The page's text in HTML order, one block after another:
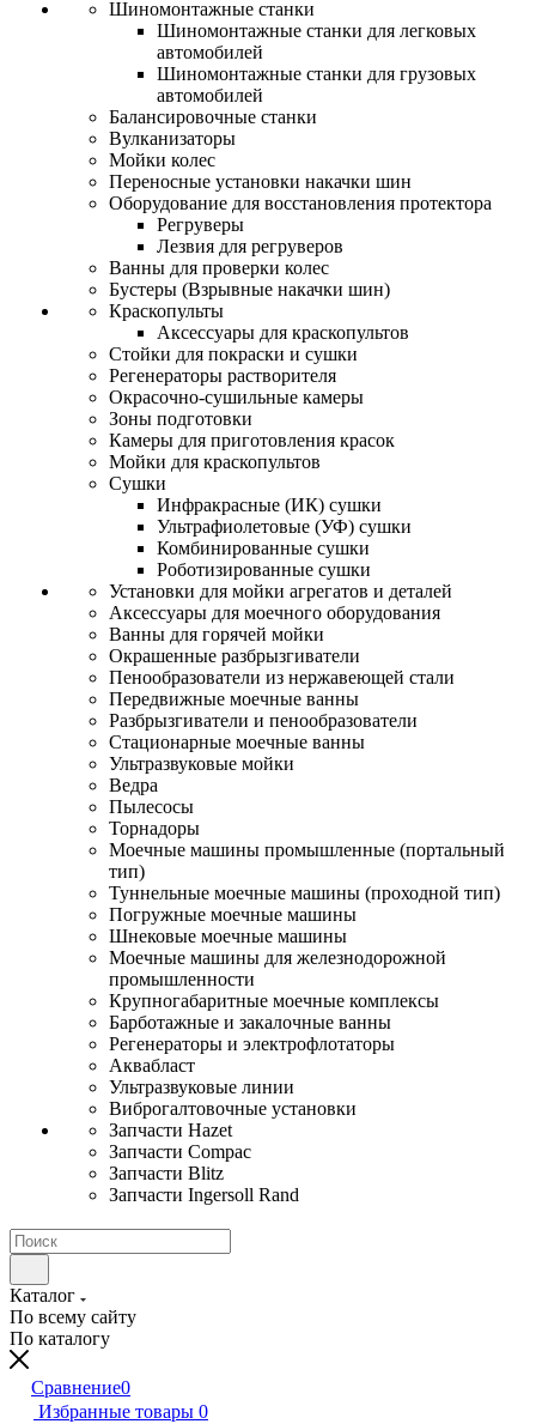
Шиномонтажные станки
Шиномонтажные станки для легковых
автомобилей
Шиномонтажные станки для грузовых
автомобилей
Балансировочные станки
Вулканизаторы
Мойки колес
Переносные установки накачки шин
Оборудование для восстановления протектора
Регруверы
Лезвия для регруверов
Ванны для проверки колес
Бустеры (Взрывные накачки шин)
Краскопульты
Аксессуары для краскопультов
Стойки для покраски и сушки
Регенераторы растворителя
Окрасочно-сушильные камеры
Зоны подготовки
Камеры для приготовления красок
Мойки для краскопультов
Сушки
Инфракрасные (ИК) сушки
Ультрафиолетовые (УФ) сушки
Комбинированные сушки
Роботизированные сушки
Установки для мойки агрегатов и деталей
Аксессуары для моечного оборудования
Ванны для горячей мойки
Окрашенные разбрызгиватели
Пенообразователи из нержавеющей стали
Передвижные моечные ванны
Разбрызгиватели и пенообразователи
Стационарные моечные ванны
Ультразвуковые мойки
Ведра
Пылесосы
Торнадоры
Моечные машины промышленные (портальный
тип)
Туннельные моечные машины (проходной тип)
Погружные моечные машины
Шнековые моечные машины
Моечные машины для железнодорожной
промышленности
Крупногабаритные моечные комплексы
Барботажные и закалочные ванны
Регенераторы и электрофлотаторы
Аквабласт
Ультразвуковые линии
Виброгалтовочные установки
Запчасти Hazet
Запчасти Compac
Запчасти Blitz
Запчасти Ingersoll Rand
Каталог
По всему сайту
По каталогу
Сравнение0
Избранные товары 0